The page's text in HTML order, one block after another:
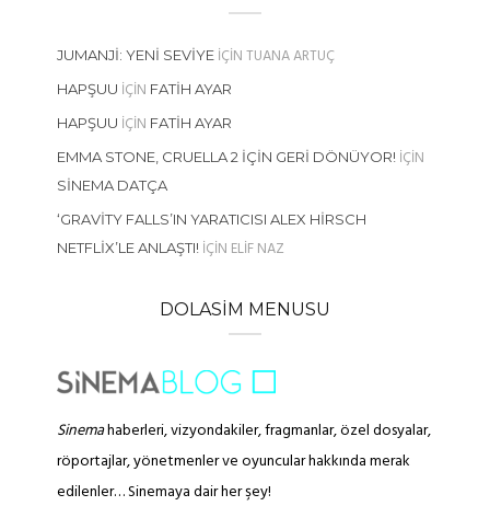
JUMANJI: YENI SEVIYEIÇINTUANA ARTUÇ
HAPŞUU IÇIN FATIH AYAR
HAPŞUU IÇIN FATIH AYAR
EMMA STONE, CRUELLA 2 İÇIN GERI DÖNÜYOR!IÇIN
SINEMA DATÇA
‘GRAVITY FALLS’IN YARATICISI ALEX HIRSCH
NETFLIX’LE ANLAŞTI!IÇIN ELIF NAZ
DOLASIM MENUSU
Sinemahaberleri, vizyondakiler, fragmanlar, özel dosyalar,
röportajlar, yönetmenler ve oyuncular hakkında merak
edilenler… Sinemaya dair her şey!